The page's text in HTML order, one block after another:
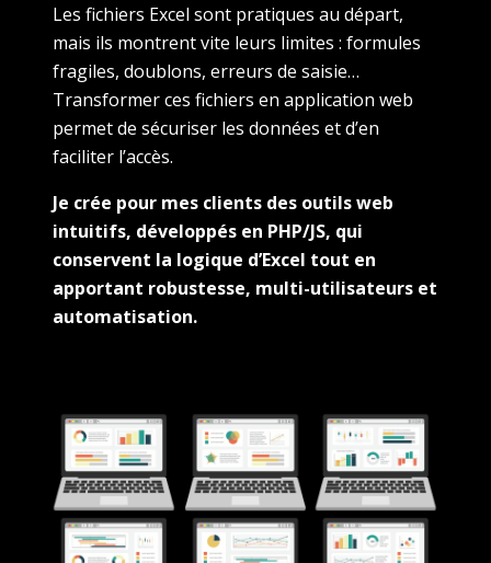
Les fichiers Excel sont pratiques au départ,
mais ils montrent vite leurs limites : formules
fragiles, doublons, erreurs de saisie…
Transformer ces fichiers en application web
permet de sécuriser les données et d’en
faciliter l’accès.
Je crée pour mes clients des outils web
intuitifs, développés en PHP/JS, qui
conservent la logique d’Excel tout en
apportant robustesse, multi-utilisateurs et
automatisation.